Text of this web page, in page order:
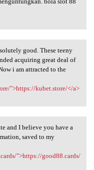
absolutely
good. These teeny
acquiring great deal of
i am attracted to the
">https://kubet.store/</a>
and I believe you have a
saved to my
">https://good88.cards/